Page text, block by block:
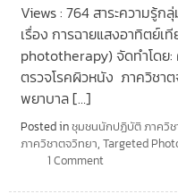
Views : 764 สาระความรู้
เรื่อง การฉายแสงอาทิตย์เ
phototherapy) จัดทำโดย
ตรวจโรคผิวหนัง ภาควิชา
พยาบาล […]
Posted inชุมชนนักปฏิบัติ ภาควิช
ภาควิชาตจวิทยา, Targeted
1 Comment